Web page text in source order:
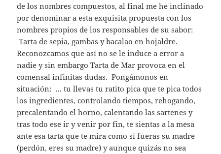
de los nombres compuestos, al final me he inclinado
por denominar a esta exquisita propuesta con los
nombres propios de los responsables de su sabor:
Tarta de sepia, gambas y bacalao en hojaldre.
Reconozcamos que así no se le induce a error a
nadie y sin embargo Tarta de Mar provoca en el
comensal infinitas dudas. Pongámonos en
situación: … tu llevas tu ratito pica que te pica todos
los ingredientes, controlando tiempos, rehogando,
precalentando el horno, calentando las sartenes y
tras todo ese ir y venir por fin, te sientas a la mesa
ante esa tarta que te mira como si fueras su madre
(perdón, eres su madre) y aunque quizás no sea